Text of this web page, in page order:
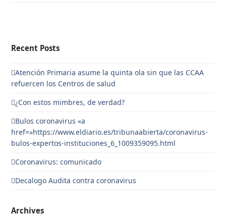
Recent Posts
Atención Primaria asume la quinta ola sin que las CCAA
refuercen los Centros de salud
¿Con estos mimbres, de verdad?
Bulos coronavirus «a
href=»https://www.eldiario.es/tribunaabierta/coronavirus-
bulos-expertos-instituciones_6_1009359095.html
Coronavirus: comunicado
Decalogo Audita contra coronavirus
Archives